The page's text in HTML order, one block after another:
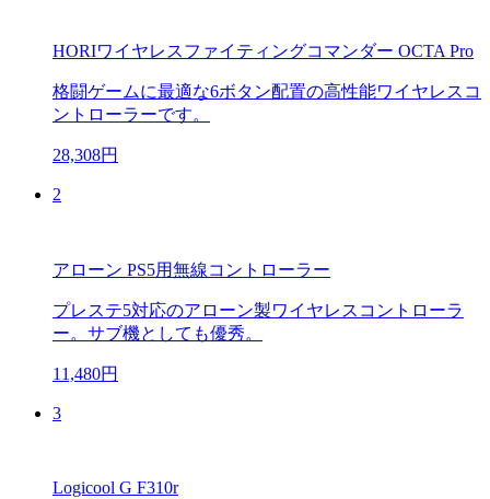
HORIワイヤレスファイティングコマンダー OCTA Pro
格闘ゲームに最適な6ボタン配置の高性能ワイヤレスコ
ントローラーです。
28,308円
2
アローン PS5用無線コントローラー
プレステ5対応のアローン製ワイヤレスコントローラ
ー。サブ機としても優秀。
11,480円
3
Logicool G F310r